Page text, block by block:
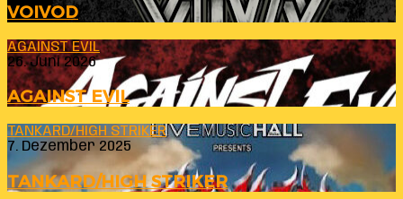
VOIVOD
AGAINST EVIL
26. Juni 2026
AGAINST EVIL
TANKARD/HIGH STRIKER
7. Dezember 2025
TANKARD/HIGH STRIKER